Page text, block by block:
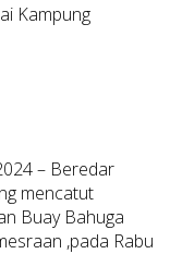
Kampung
– Beredar
mencatut
Buay Bahuga
,pada Rabu